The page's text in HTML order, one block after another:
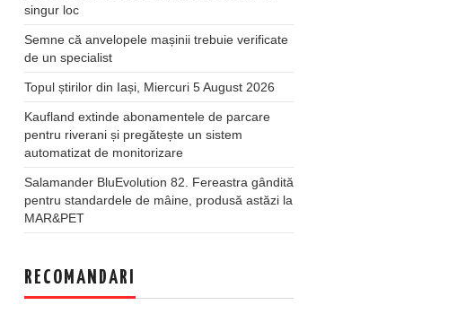
singur loc
Semne că anvelopele mașinii trebuie verificate
de un specialist
Topul știrilor din Iași, Miercuri 5 August 2026
Kaufland extinde abonamentele de parcare
pentru riverani și pregătește un sistem
automatizat de monitorizare
Salamander BluEvolution 82. Fereastra gândită
pentru standardele de mâine, produsă astăzi la
MAR&PET
RECOMANDARI